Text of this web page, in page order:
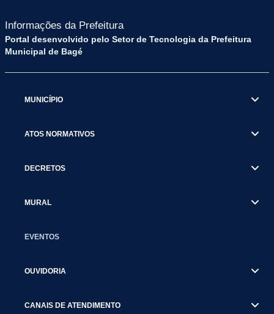
Informações da Prefeitura
Portal desenvolvido pelo Setor de Tecnologia da Prefeitura
Municipal de Bagé
MUNICÍPIO
ATOS NORMATIVOS
DECRETOS
MURAL
EVENTOS
OUVIDORIA
CANAIS DE ATENDIMENTO